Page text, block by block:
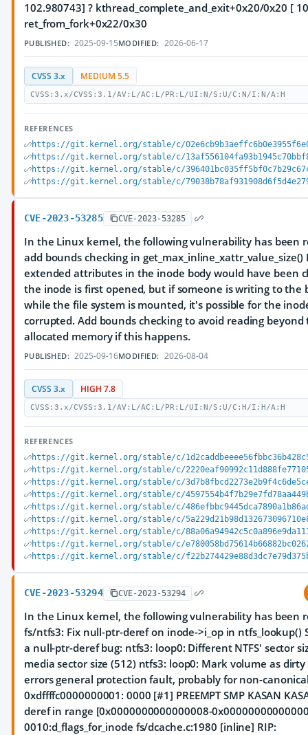
102.980743] ? kthread_complete_and_exit+0x20/0x20 [
ret_from_fork+0x22/0x30
PUBLISHED: 2025-09-15MODIFIED: 2026-06-17
CVSS 3.x MEDIUM 5.5
CVSS:3.x/CVSS:3.1/AV:L/AC:L/PR:L/UI:N/S:U/C:N/I:N/A:H
REFERENCES
https://git.kernel.org/stable/c/
https://git.kernel.org/stable/c/
https://git.kernel.org/stable/c/
https://git.kernel.org/stable/c/
CVE-2023-53285 CVE-2023-53285
In the Linux kernel, the following vulnerability has been
add bounds checking in
extended attributes in the inode body would have been
the inode is first opened, but if someone is writing to the
while the file system is mounted, it's possible for the
corrupted. Add bounds checking to avoid reading
allocated memory if this happens.
PUBLISHED: 2025-09-16MODIFIED: 2026-08-04
CVSS 3.x HIGH 7.8
CVSS:3.x/CVSS:3.1/AV:L/AC:L/PR:L/UI:N/S:U/C:H/I:H/A:H
REFERENCES
https://git.kernel.org/stable/c/
https://git.kernel.org/stable/c/
https://git.kernel.org/stable/c/
https://git.kernel.org/stable/c/
https://git.kernel.org/stable/c/
https://git.kernel.org/stable/c/
https://git.kernel.org/stable/c/
https://git.kernel.org/stable/c/
https://git.kernel.org/stable/c/
CVE-2023-53294 CVE-2023-53294
In the Linux kernel, the following vulnerability has been
fs/ntfs3: Fix null-ptr-deref on inode->i_op in ntfs_lookup()
a null-ptr-deref bug: ntfs3: loop0: Different NTFS' sector
media sector size (512) ntfs3: loop0: Mark volume as dirty
errors general protection fault, probably for non-
0xdffffc0000000001: 0000 [#1] PREEMPT SMP KASAN
deref in range [0x0000000000000008-
0010:d_flags_for_inode fs/dcache.c:1980 [inline] RIP: